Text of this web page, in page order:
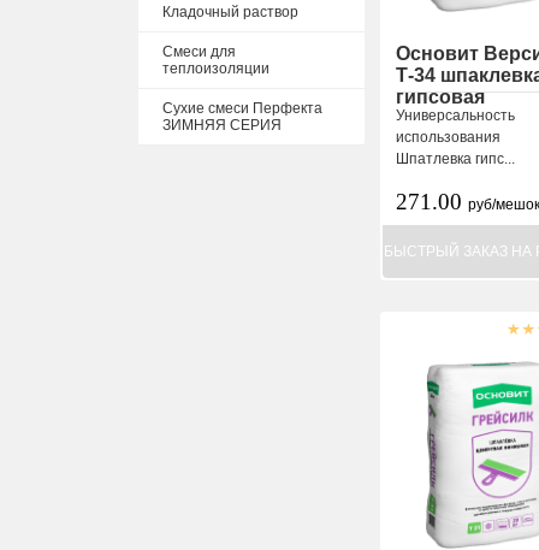
Кладочный раствор
Смеси для
теплоизоляции
Сухие смеси Перфекта
ЗИМНЯЯ СЕРИЯ
Основит
Т-34
гипсовая
Универсальность
использования
Шпатлевка гипс...
271.00 руб/мешок
БЫСТРЫЙ ЗАКАЗ НА